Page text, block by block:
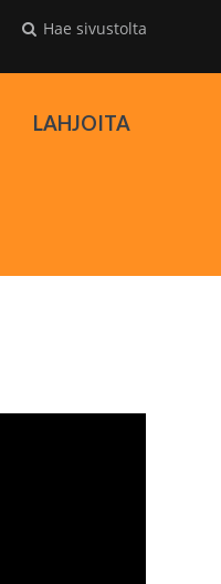
Hae sivustolta
LAHJOITA